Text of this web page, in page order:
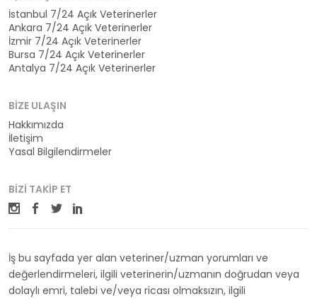
İstanbul 7/24 Açık Veterinerler
Ankara 7/24 Açık Veterinerler
İzmir 7/24 Açık Veterinerler
Bursa 7/24 Açık Veterinerler
Antalya 7/24 Açık Veterinerler
BIZE ULAŞIN
Hakkımızda
İletişim
Yasal Bilgilendirmeler
BIZI TAKIP ET
İş bu sayfada yer alan veteriner/uzman yorumları ve
değerlendirmeleri, ilgili veterinerin/uzmanın doğrudan veya
dolaylı emri, talebi ve/veya ricası olmaksızın, ilgili